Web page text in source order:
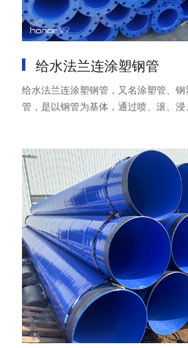
给水法兰连涂塑钢管
给水法兰连涂塑钢管，又名涂塑管、
管，是以钢管为基体，通过喷、滚、浸